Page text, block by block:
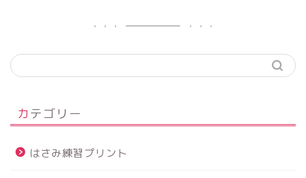
カテゴリー
はさみ練習プリント